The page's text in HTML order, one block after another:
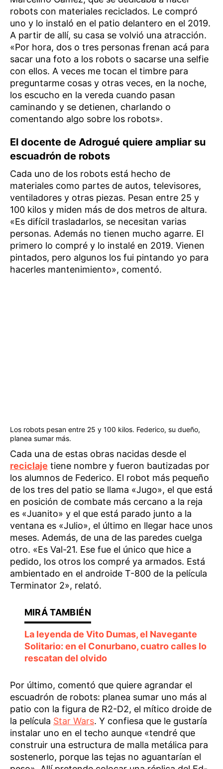
robots con materiales reciclados. Le compró
uno y lo instaló en el patio delantero en el 2019.
A partir de allí, su casa se volvió una atracción.
«Por hora, dos o tres personas frenan acá para
sacar una foto a los robots o sacarse una selfie
con ellos. A veces me tocan el timbre para
preguntarme cosas y otras veces, en la noche,
los escucho en la vereda cuando pasan
caminando y se detienen, charlando o
comentando algo sobre los robots».
El docente de Adrogué quiere ampliar su
escuadrón de robots
Cada uno de los robots está hecho de
materiales como partes de autos, televisores,
ventiladores y otras piezas. Pesan entre 25 y
100 kilos y miden más de dos metros de altura.
«Es difícil trasladarlos, se necesitan varias
personas. Además no tienen mucho agarre. El
primero lo compré y lo instalé en 2019. Vienen
pintados, pero algunos los fui pintando yo para
hacerles mantenimiento», comentó.
Los robots pesan entre 25 y 100 kilos. Federico, su dueño,
planea sumar más.
Cada una de estas obras nacidas desde el
reciclaje tiene nombre y fueron bautizadas por
los alumnos de Federico. El robot más pequeño
de los tres del patio se llama «Jugo», el que está
en posición de combate más cercano a la reja
es «Juanito» y el que está parado junto a la
ventana es «Julio», el último en llegar hace unos
meses. Además, de una de las paredes cuelga
otro. «Es Val-21. Ese fue el único que hice a
pedido, los otros los compré ya armados. Está
ambientado en el androide T-800 de la película
Terminator 2», relató.
La leyenda de Vito Dumas, el Navegante
Solitario: en el Conurbano, cuatro calles lo
rescatan del olvido
Por último, comentó que quiere agrandar el
escuadrón de robots: planea sumar uno más al
patio con la figura de R2-D2, el mítico droide de
la película Star Wars. Y confiesa que le gustaría
instalar uno en el techo aunque «tendré que
construir una estructura de malla metálica para
sostenerlo, porque las tejas no aguantarían el